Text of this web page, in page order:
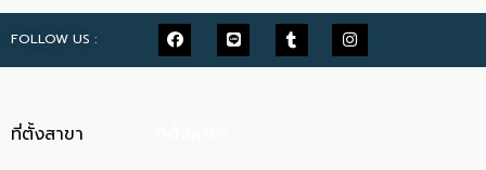
FOLLOW US :
ที่ตั้งสาขา